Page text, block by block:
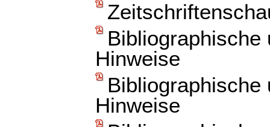
Bibliographische
Hinweise
Bibliographische
Hinweise